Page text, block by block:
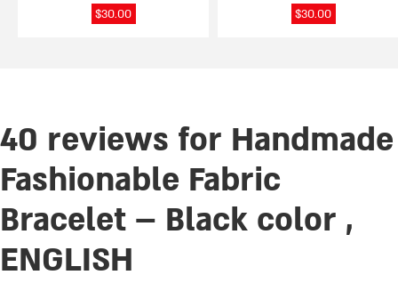
$30.00 $30.00
40 reviews for Handmade
Fashionable Fabric
Bracelet – Black color ,
ENGLISH